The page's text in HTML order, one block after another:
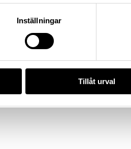
Inställningar
Tillåt urval
63D0-46FE-A933-0138BE7E99FF
licensen CC0.